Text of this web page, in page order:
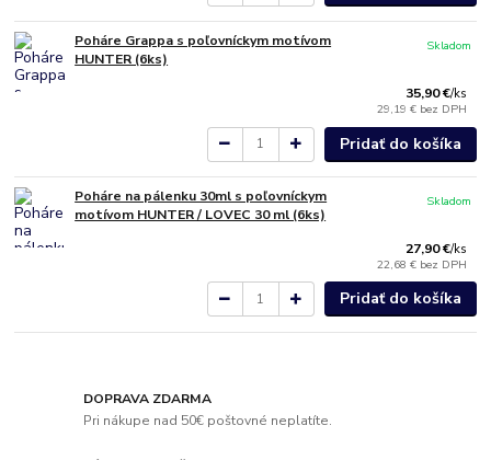
Poháre Grappa s poľovníckym motívom
HUNTER (6ks)
35,90 €/ks
29,19 € bez DPH
Skladom
Pridať do košíka
Poháre na pálenku 30ml s poľovníckym
motívom HUNTER / LOVEC 30 ml (6ks)
27,90 €/ks
22,68 € bez DPH
Skladom
Pridať do košíka
DOPRAVA ZDARMA
Pri nákupe nad 50€ poštovné neplatíte.